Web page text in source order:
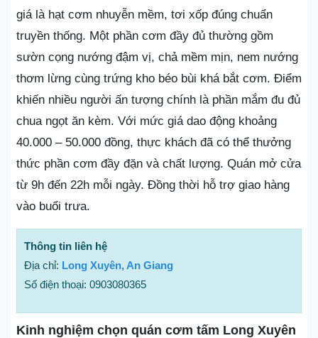
giá là hạt cơm nhuyễn mềm, tơi xốp đúng chuẩn
truyền thống. Một phần cơm đầy đủ thường gồm
sườn cọng nướng đậm vị, chả mềm mịn, nem nướng
thơm lừng cùng trứng kho béo bùi khá bắt cơm. Điểm
khiến nhiều người ấn tượng chính là phần mắm đu đủ
chua ngọt ăn kèm. Với mức giá dao động khoảng
40.000 – 50.000 đồng, thực khách đã có thể thưởng
thức phần cơm đầy đặn và chất lượng. Quán mở cửa
từ 9h đến 22h mỗi ngày. Đồng thời hỗ trợ giao hàng
vào buổi trưa.
Thông tin liên hệ
Địa chỉ: Long Xuyên, An Giang
Số điện thoại: 0903080365
Kinh nghiệm chọn quán cơm tấm Long Xuyên